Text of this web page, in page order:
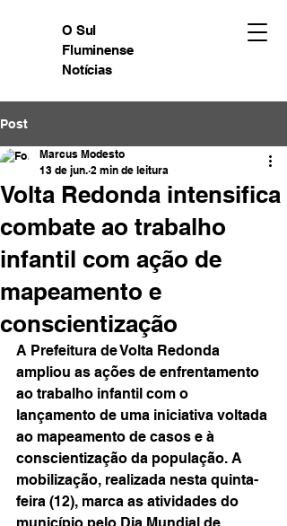
O Sul
Fluminense
Notícias
Post
Volta Redonda intensifica
combate ao trabalho
infantil com ação de
mapeamento e
conscientização
Marcus Modesto
13 de jun. 2 min de leitura
A Prefeitura de Volta Redonda
ampliou as ações de enfrentamento
ao trabalho infantil com o
lançamento de uma iniciativa voltada
ao mapeamento de casos e à
conscientização da população. A
mobilização, realizada nesta quinta-
feira (12), marca as atividades do